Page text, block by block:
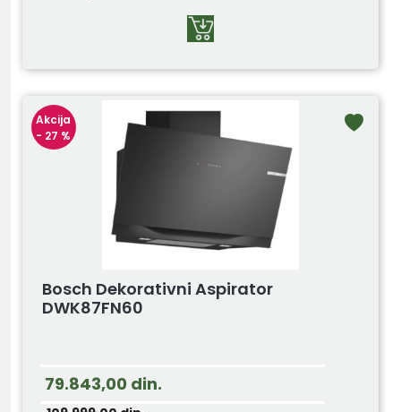
Akcija
- 27 %
Bosch Dekorativni Aspirator
DWK87FN60
79.843,00 din.